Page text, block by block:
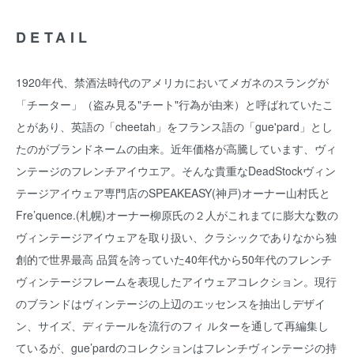
DETAIL
1920年代、禁酒法時代のアメリカにおいてメガネのスラングが
「チーター」（盗み見る"チート"行為が由来）と呼ばれていたこ
とがあり、英語の「cheetah」をフランス語の「gue'pard」とし
たのがブランドネームの由来。近年価格が高騰しています、ヴィ
ンテージのフレンチアイウエア。そんな貴重なDeadStockヴィン
テージアイウェア専門店のSPEAKEASY(神戸)オーナー山村氏と
Fre’quence.(札幌)オーナー柳原氏の２人がこれまてに膨大な数の
ヴィンテージアイウェアを取り扱い、クラシックでありなから独
創的で世界最高 品質を誇っていた40年代から50年代のフレンチ
ヴィンテージフレームを表現したアイウェアコレクション。現行
のブランドはヴィンテージの上辺のエッセンスを抽出しデザイ
ン、サイズ、ディテールを流行のフィ ルターを通して再編集し
ているが、gue’pardのコレクションはフレンチヴィンテージの持